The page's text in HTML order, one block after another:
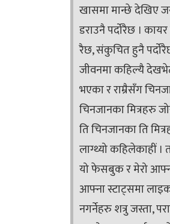
खासमा मान्छे देखिए
डराउनै पर्दोरैछ ।
रैछ, संकुचित हुनै
जीवनमा कहिल्यै
भएका र राम्रैसँग
चिनजानका मित्रहरु
ति चिनजानका ति
लाग्थ्यो कहिलेकाहीं
यो फेसबुक र मेरो
आफ्ना स्टाट्समा
नगर्नेहरु शत्रु जस्ता,